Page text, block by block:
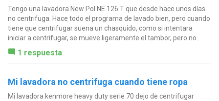
Tengo una lavadora New Pol NE 126 T que desde hace unos días
no centrifuga. Hace todo el programa de lavado bien, pero cuando
tiene que centrifugar suena un chasquido, como si intentara
iniciar a centrifugar, se mueve ligeramente el tambor, pero no...
1 respuesta
Mi lavadora no centrifuga cuando tiene ropa
Mi lavadora kenmore heavy duty serie 70 dejo de centrifugar